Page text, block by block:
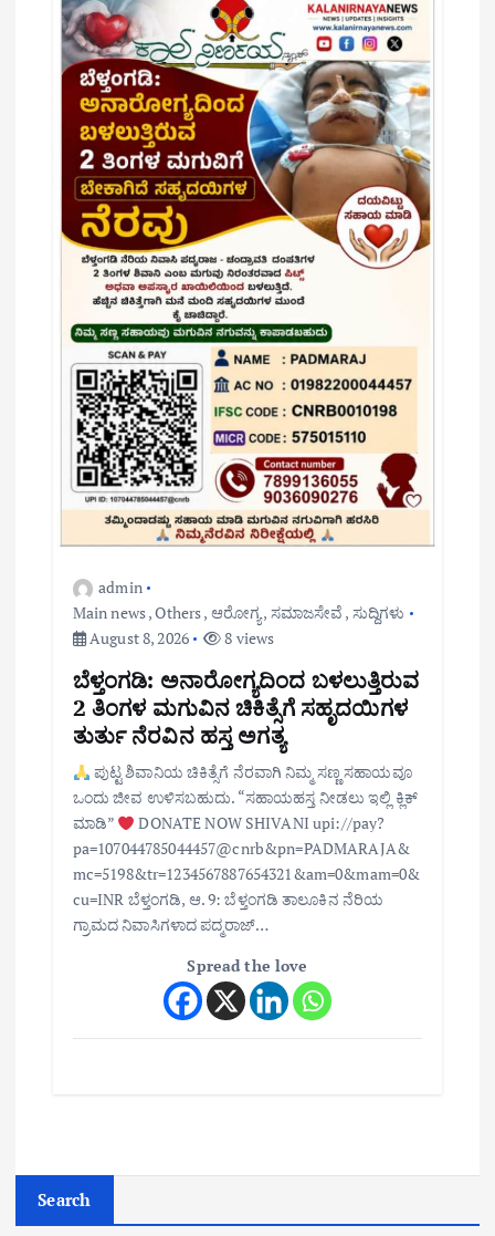
admin
Main news,Others, ಆರೋಗ್ಯ, ಸಮಾಜಸೇವೆ , ಸುದ್ದಿಗಳು
August 8, 2026
8 views
ಬೆಳ್ತಂಗಡಿ: ಅನಾರೋಗ್ಯದಿಂದ ಬಳಲುತ್ತಿರುವ
2 ತಿಂಗಳ ಮಗುವಿನ ಚಿಕಿತ್ಸೆಗೆ ಸಹೃದಯಿಗಳ
ತುರ್ತು ನೆರವಿನ ಹಸ್ತ ಅಗತ್ಯ
ಪುಟ್ಟ ಶಿವಾನಿಯ ಚಿಕಿತ್ಸೆಗೆ ನೆರವಾಗಿ ನಿಮ್ಮ ಸಣ್ಣ ಸಹಾಯವೂ
ಒಂದು ಜೀವ ಉಳಿಸಬಹುದು. “ಸಹಾಯಹಸ್ತ ನೀಡಲು ಇಲ್ಲಿ ಕ್ಲಿಕ್
ಮಾಡಿ”
DONATE NOW SHIVANI upi://pay?
pa=107044785044457@cnrb&pn=PADMARAJA&
mc=5198&tr=1234567887654321&am=0&mam=0&
cu=INR ಬೆಳ್ತಂಗಡಿ, ಆ. 9: ಬೆಳ್ತಂಗಡಿ ತಾಲೂಕಿನ ನೆರಿಯ
ಗ್ರಾಮದ ನಿವಾಸಿಗಳಾದ ಪದ್ಮರಾಜ್…
Spread the love
Search